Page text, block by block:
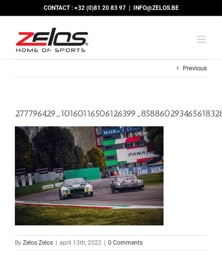
CONTACT : +32 (0)81 20 83 97 INFO@ZELOS.BE
Previous
By Zelos Zelos april 13th, 2022 0 Comments